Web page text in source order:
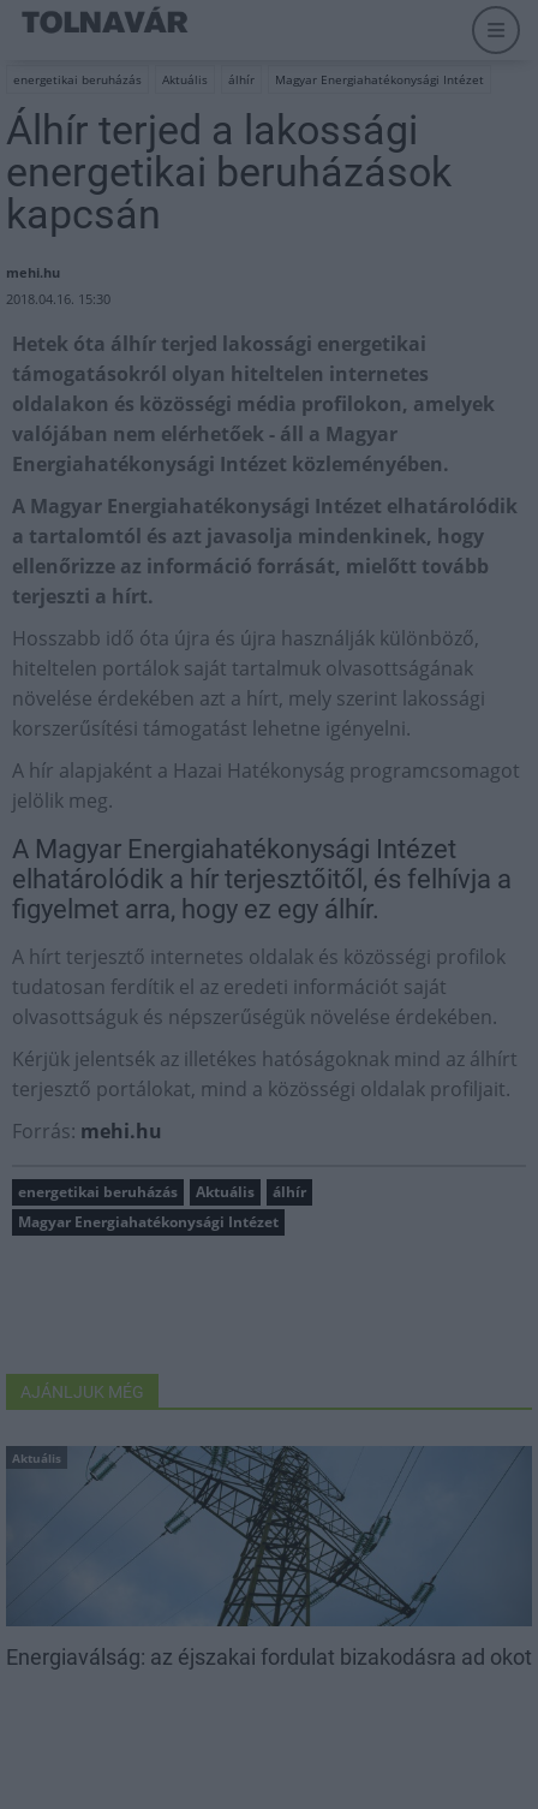
energetikai beruházás Aktuális álhír Magyar Energiahatékonysági Intézet
Álhír terjed a lakossági
energetikai beruházások
kapcsán
mehi.hu
2018.04.16. 15:30
Hetek óta álhír terjed lakossági energetikai
támogatásokról olyan hiteltelen internetes
oldalakon és közösségi média profilokon, amelyek
valójában nem elérhetőek - áll a Magyar
Energiahatékonysági Intézet közleményében.
A Magyar Energiahatékonysági Intézet elhatárolódik
a tartalomtól és azt javasolja mindenkinek, hogy
ellenőrizze az információ forrását, mielőtt tovább
terjeszti a hírt.
Hosszabb idő óta újra és újra használják különböző,
hiteltelen portálok saját tartalmuk olvasottságának
növelése érdekében azt a hírt, mely szerint lakossági
korszerűsítési támogatást lehetne igényelni.
A hír alapjaként a Hazai Hatékonyság programcsomagot
jelölik meg.
A Magyar Energiahatékonysági Intézet
elhatárolódik a hír terjesztőitől, és felhívja a
figyelmet arra, hogy ez egy álhír.
A hírt terjesztő internetes oldalak és közösségi profilok
tudatosan ferdítik el az eredeti információt saját
olvasottságuk és népszerűségük növelése érdekében.
Kérjük jelentsék az illetékes hatóságoknak mind az álhírt
terjesztő portálokat, mind a közösségi oldalak profiljait.
Forrás: mehi.hu
energetikai beruházás Aktuális
álhír
Magyar Energiahatékonysági Intézet
AJÁNLJUK MÉG
Aktuális
Energiaválság: az éjszakai fordulat bizakodásra ad okot